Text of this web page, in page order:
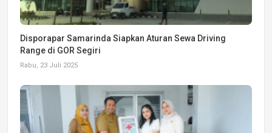
Disporapar Samarinda Siapkan Aturan Sewa Driving
Range di GOR Segiri
Rabu, 23 Juli 2025